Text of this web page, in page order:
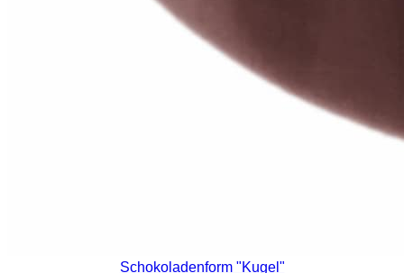
Schokoladenform "Kugel"